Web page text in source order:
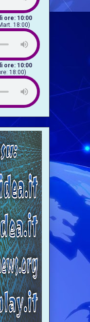
ore: 10:00
18:00)
ore: 10:00
18:00)